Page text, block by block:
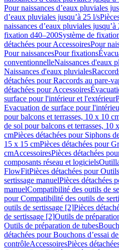
Pour naissances d’eaux pluviales
d’eaux pluviales jusqu’à 25 l/s
naissances d’eaux pluviales jusqu’à
fixation d40–200Système de
détachées pour AccessoiresPour
Pour naissancesPour fixations
conventionnelleNaissances d'eaux
Naissances d'eaux pluviales
détachées pour Raccords au pare-
détachées pour Accessoires
surface pour l'intérieur et l'extérieur
Evacuation de surface pour
pour balcons et terrasses, 10 x 10
de sol pour balcons et terrasses, 10
cmPièces détachées pour Siphons
15 x 15 cmPièces détachées pour
cmAccessoiresPièces détachées
composants réseau et logiciels
FlowFitPièces détachées pour
sertissage manuelPièces détachées
manuelCompatibilité des outils de
pour Compatibilité des outils de
outils de sertissage [2]Pièces
de sertissage [2]Outils de
Outils de préparation de tubes
détachées pour Bouchons d’essai
contrôleAccessoiresPièces